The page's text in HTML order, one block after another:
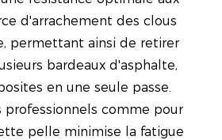
d'arrachement des clous
permettant ainsi de retirer
bardeaux d'asphalte,
en une seule passe.
professionnels comme pour
pelle minimise la fatigue